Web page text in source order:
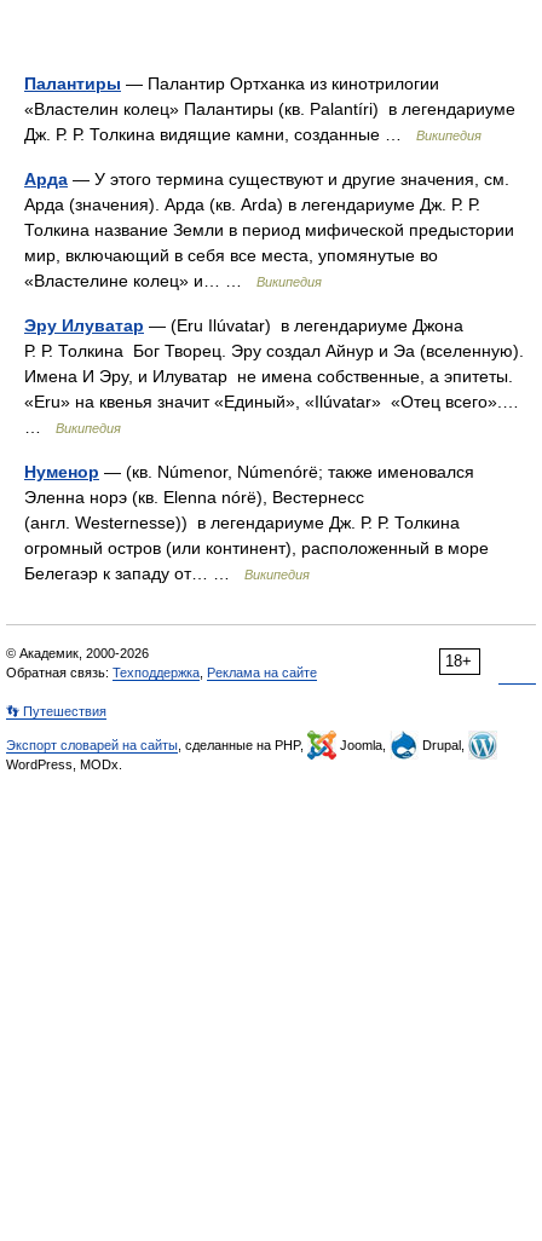
Палантиры — Палантир Ортханка из кинотрилогии
«Властелин колец» Палантиры (кв. Palantíri) в легендариуме
Дж. Р. Р. Толкина видящие камни, созданные …
Википедия
Арда — У этого термина существуют и другие значения, см.
Арда (значения). Арда (кв. Arda) в легендариуме Дж. Р. Р.
Толкина название Земли в период мифической предыстории
мир, включающий в себя все места, упомянутые во
«Властелине колец» и… …
Википедия
Эру Илуватар — (Eru Ilúvatar) в легендариуме Джона
Р. Р. Толкина Бог Творец. Эру создал Айнур и Эа (вселенную).
Имена И Эру, и Илуватар не имена собственные, а эпитеты.
«Eru» на квенья значит «Единый», «Ilúvatar» «Отец всего».…
Википедия
Нуменор — (кв. Númenor, Númenórë; также именовался
Эленна норэ (кв. Elenna nórë), Вестернесс
(англ. Westernesse)) в легендариуме Дж. Р. Р. Толкина
огромный остров (или континент), расположенный в море
Белегаэр к западу от… …
Википедия
18+
© Академик, 2000-2026
Обратная связь: Техподдержка Реклама на сайте
👣 Путешествия
Экспорт словарей на сайты , сделанные на PHP, Joomla,
Drupal,
WordPress, MODx.